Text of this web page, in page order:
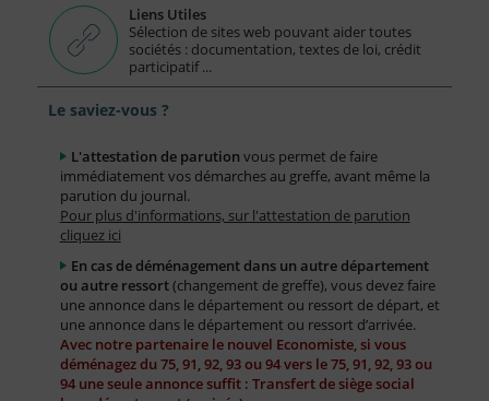
Liens Utiles
Sélection de sites web pouvant aider toutes
sociétés : documentation, textes de loi, crédit
participatif ...
Le saviez-vous ?
L'attestation de parution vous permet de faire
immédiatement vos démarches au greffe, avant même la
parution du journal.
Pour plus d'informations, sur l'attestation de parution
cliquez ici
En cas de déménagement dans un autre département
ou autre ressort(changement de greffe), vous devez faire
une annonce dans le département ou ressort de départ, et
une annonce dans le département ou ressort d’arrivée.
Avec notre partenaire le nouvel Economiste, si vous
déménagez du 75, 91, 92, 93 ou 94 vers le 75, 91, 92, 93 ou
94 une seule annonce suffit : Transfert de siège social